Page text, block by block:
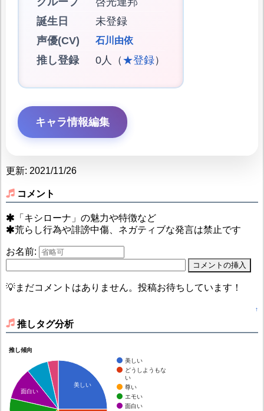
誕生日
未登録
声優(CV)
石川由依
推し登録 0人（ ★登録）
キャラ情報編集
更新: 2021/11/26
コメント
「キシローナ」の魅力や特徴など
荒らし行為や誹謗中傷、ネガティブな発言は禁止です
お名前:
💡まだコメントはありません。投稿お待ちしています！
↑
推しタグ分析
推し傾向
美しい
どうしようもな
い
尊い
エモい
面白い
美しい
面白い